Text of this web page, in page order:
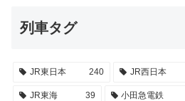
列車タグ
JR東日本 240 JR西日本
JR東海 39 小田急電鉄